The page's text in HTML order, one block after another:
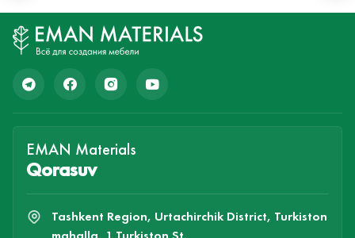
EMAN Materials
Qorasuv
Tashkent Region, Urtachirchik District, Turkiston